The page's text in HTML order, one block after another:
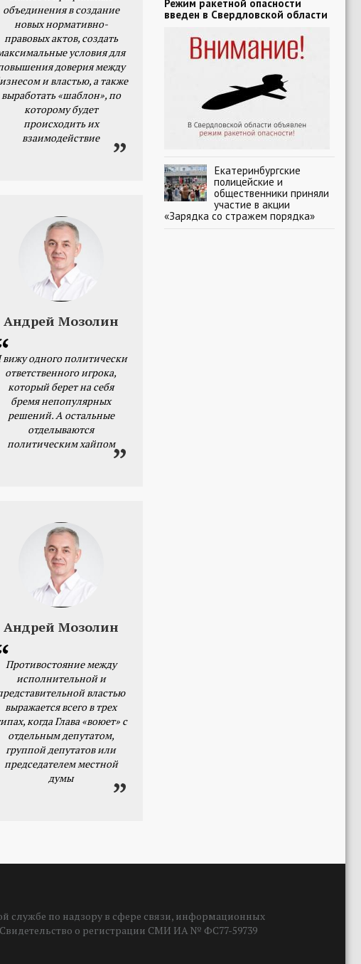
объединения в создание
новых нормативно-
правовых актов, создать
условия для
доверия между
и властью, а также
выработать «шаблон», по
которому будет
происходить их
взаимодействие
Андрей Мозолин
вижу одного политически
ответственного игрока,
который берет на себя
бремя непопулярных
решений. А остальные
отделываются
политическим хайпом
Андрей Мозолин
Противостояние между
исполнительной и
властью
выражается всего в трех
когда Глава «воюет» с
отдельным депутатом,
группой депутатов или
председателем местной
думы
Режим ракетной опасности
введен в Свердловской области
Екатеринбургские
полицейские и
общественники приняли
участие в акции
«Зарядка со стражем порядка»
службе по надзору в сфере связи, информационных
о регистрации СМИ ИА № ФС77-59739